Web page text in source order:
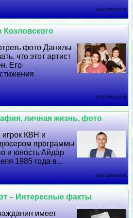
10 07 2026 5:52:22
фото Данилы
что этот артист
Его
09 07 2026 1:12:19
личная жизнь, фото
игрок КВН и
программы
и юность Айдар
1985 года в...
08 07 2026 6:24:46
– Интересные факты
имеет